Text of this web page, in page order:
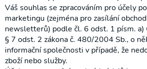
Váš souhlas se zpracováním pro účely
marketingu (zejména pro zasílání
newsletterů) podle čl. 6 odst. 1 písm. a)
§ 7 odst. 2 zákona č. 480/2004 Sb., o
informační společnosti v případě, že
zboží nebo služby.